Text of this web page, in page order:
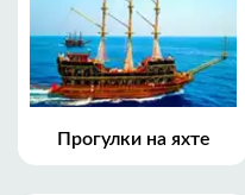
Прогулки на яхте